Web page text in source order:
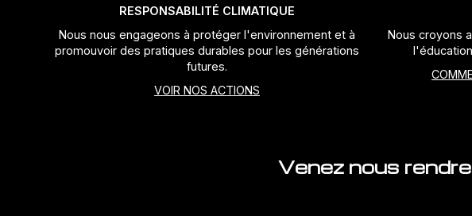
RESPONSABILITÉ CLIMATIQUE
Nous nous engageons à protéger l'environnement et à
promouvoir des pratiques durables pour les générations
futures.
VOIR NOS ACTIONS
Nous croyons
Venez nous